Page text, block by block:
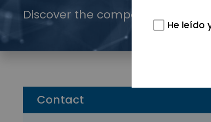
Discover the companies that
Contact
He leído